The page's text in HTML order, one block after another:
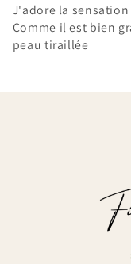
J'adore la sensation
Comme il est bien
peau tiraillée